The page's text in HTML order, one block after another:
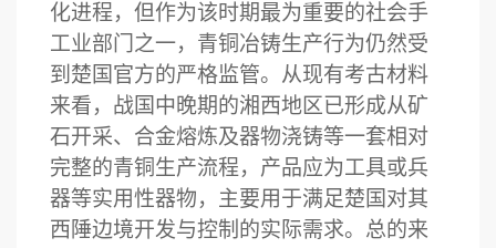
化进程，但作为该时期最为重要的社会手
工业部门之一，青铜冶铸生产行为仍然受
到楚国官方的严格监管。从现有考古材料
来看，战国中晚期的湘西地区已形成从矿
石开采、合金熔炼及器物浇铸等一套相对
完整的青铜生产流程，产品应为工具或兵
器等实用性器物，主要用于满足楚国对其
西陲边境开发与控制的实际需求。总的来